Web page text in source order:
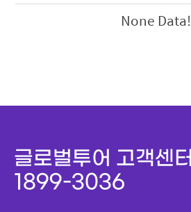
None Data!
글로벌투어 고객센터
1899-3036